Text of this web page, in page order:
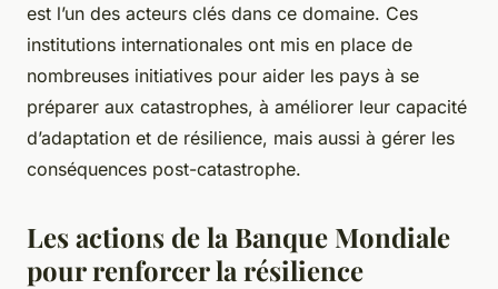
est l’un des acteurs clés dans ce domaine. Ces
institutions internationales ont mis en place de
nombreuses initiatives pour aider les pays à se
préparer aux catastrophes, à améliorer leur capacité
d’adaptation et de résilience, mais aussi à gérer les
conséquences post-catastrophe.
Les actions de la Banque Mondiale
pour renforcer la résilience